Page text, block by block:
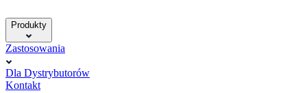
Produkty
Zastosowania
Dla Dystrybutorów
Kontakt